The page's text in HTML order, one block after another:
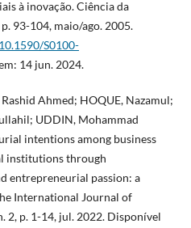
à inovação. Ciência da
93-104, maio/ago. 2005.
S0100-
14 jun. 2024.
Ahmed; HOQUE, Nazamul;
UDDIN, Mohammad
intentions among business
institutions through
entrepreneurial passion: a
International Journal of
2, p. 1-14, jul. 2022. Disponível